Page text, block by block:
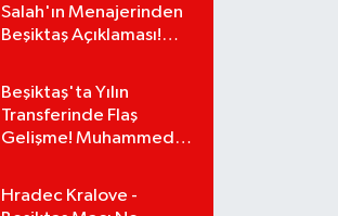
Salah'ın Menajerinden
Beşiktaş Açıklaması!
Beşiktaş'ta Yılın
Transferinde Flaş
Gelişme! Muhammed
Hradec Kralove -